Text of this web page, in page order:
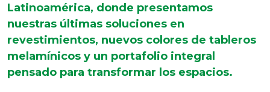
Latinoamérica, donde presentamos
nuestras últimas soluciones en
revestimientos, nuevos colores de tableros
melamínicos y un portafolio integral
pensado para transformar los espacios.